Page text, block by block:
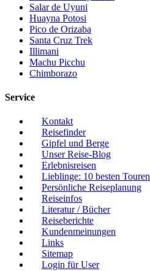
Salar de Uyuni
Huayna Potosi
Pico de Orizaba
Santa Cruz Trek
Illimani
Machu Picchu
Chimborazo
Service
Kontakt
Reisefinder
Gipfel und Berge
Unser Reise-Blog
Erlebnisreisen
Lieblinge: 10 besten Touren
Persönliche Reiseplanung
Reiseinfos
Literatur / Bücher
Reiseberichte
Kundenmeinungen
Links
Sitemap
Login für User